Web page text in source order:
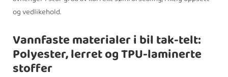
og vedlikehold.
Vannfaste materialer i bil tak-telt:
Polyester, lerret og TPU-laminerte
stoffer